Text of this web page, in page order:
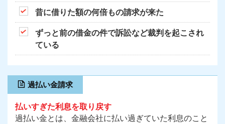
昔に借りた額の何倍もの請求が来た
ずっと前の借金の件で訴訟など裁判を起こされ
ている
過払い金請求
払いすぎた利息を取り戻す
過払い金とは、金融会社に払い過ぎていた利息のこと